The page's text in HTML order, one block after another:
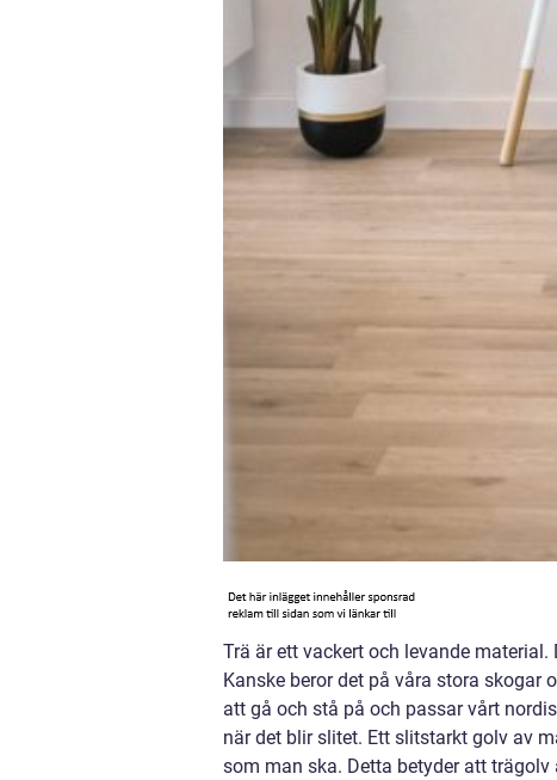
Trä är ett vackert och levande
Kanske beror det på våra stora skogar
att gå och stå på och passar vårt
när det blir slitet. Ett slitstarkt golv av
som man ska. Detta betyder att